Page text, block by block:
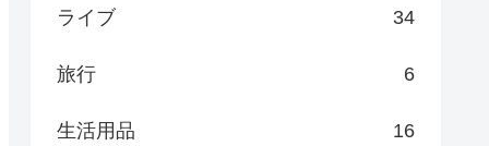
ライブ 34
旅行 6
生活用品 16